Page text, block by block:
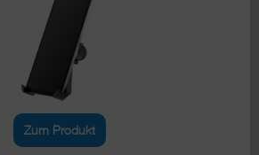
Zum Produkt